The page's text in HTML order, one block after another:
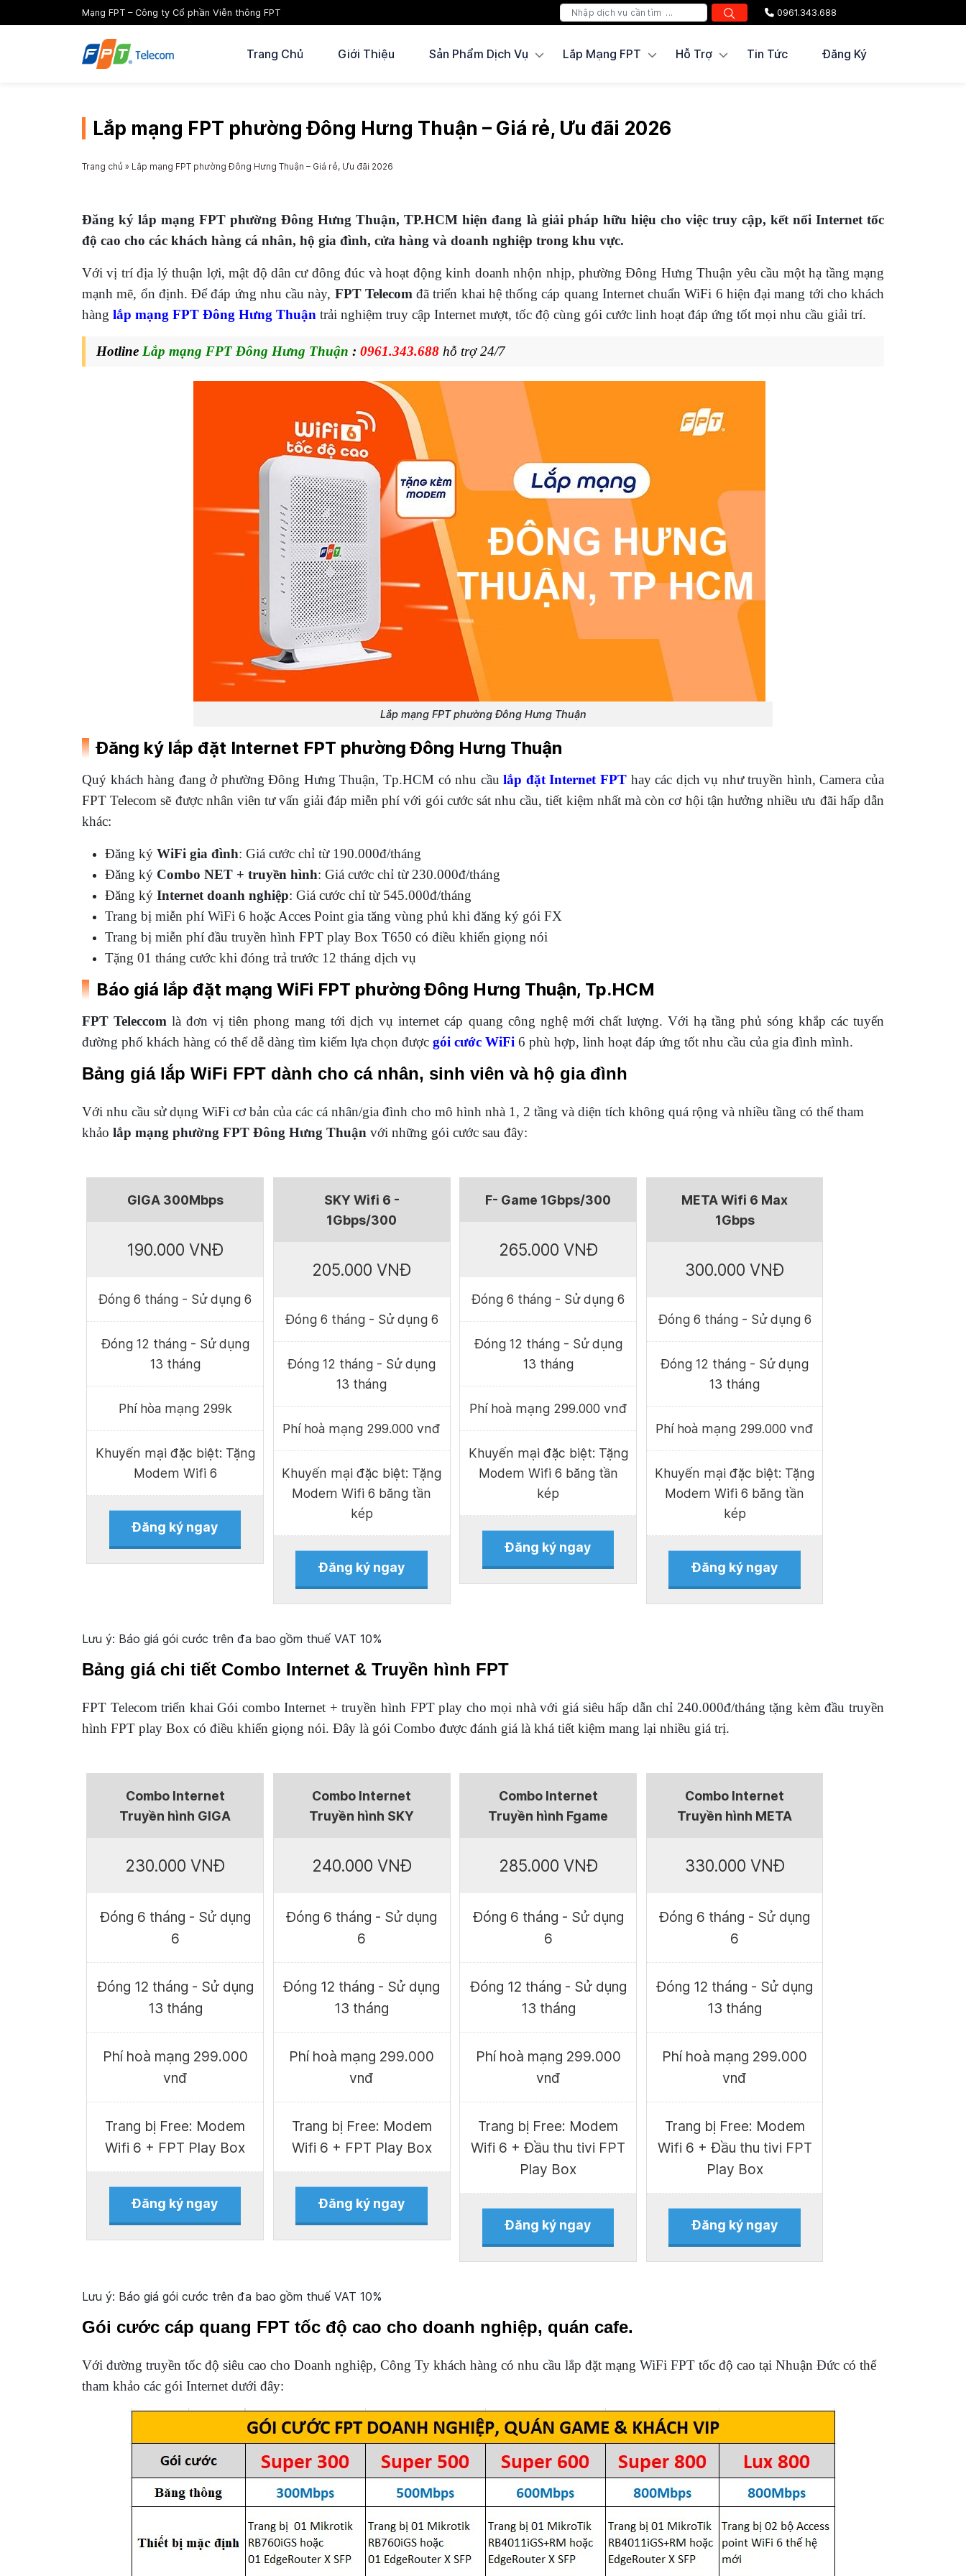
Mạng FPT – Công ty Cổ phần Viễn thông FPT 0961.343.688
Trang Chủ Giới Thiệu Sản Phẩm Dịch Vụ Lắp Mạng FPT Hỗ Trợ Tin Tức Đăng Ký
Lắp mạng FPT phường Đông Hưng Thuận – Giá rẻ, Ưu đãi 2026
Trang chủ » Lắp mạng FPT phường Đông Hưng Thuận – Giá rẻ, Ưu đãi 2026
Đăng ký lắp mạng FPT phường Đông Hưng Thuận, TP.HCM hiện đang là giải pháp hữu hiệu cho việc truy cập, kết nối Internet tốc
độ cao cho các khách hàng cá nhân, hộ gia đình, cửa hàng và doanh nghiệp trong khu vực.
Với vị trí địa lý thuận lợi, mật độ dân cư đông đúc và hoạt động kinh doanh nhộn nhịp, phường Đông Hưng Thuận yêu cầu một hạ tầng mạng
mạnh mẽ, ổn định. Để đáp ứng nhu cầu này, FPT Telecom đã triển khai hệ thống cáp quang Internet chuẩn WiFi 6 hiện đại mang tới cho khách
hàng lắp mạng FPT Đông Hưng Thuận trải nghiệm truy cập Internet mượt, tốc độ cùng gói cước linh hoạt đáp ứng tốt mọi nhu cầu giải trí.
Hotline Lắp mạng FPT Đông Hưng Thuận : 0961.343.688 hỗ trợ 24/7
Lắp mạng FPT phường Đông Hưng Thuận
Đăng ký lắp đặt Internet FPT phường Đông Hưng Thuận
Quý khách hàng đang ở phường Đông Hưng Thuận, Tp.HCM có nhu cầulắp đặt Internet FPThay các dịch vụ như truyền hình, Camera của
FPT Telecom sẽ được nhân viên tư vấn giải đáp miễn phí với gói cước sát nhu cầu, tiết kiệm nhất mà còn cơ hội tận hưởng nhiều ưu đãi hấp dẫn
khác:
Đăng ký WiFi gia đình: Giá cước chỉ từ 190.000đ/tháng
Đăng ký Combo NET + truyền hình: Giá cước chỉ từ 230.000đ/tháng
Đăng ký Internet doanh nghiệp: Giá cước chỉ từ 545.000đ/tháng
Trang bị miễn phí WiFi 6 hoặc Acces Point gia tăng vùng phủ khi đăng ký gói FX
Trang bị miễn phí đầu truyền hình FPT play Box T650 có điều khiển giọng nói
Tặng 01 tháng cước khi đóng trả trước 12 tháng dịch vụ
Báo giá lắp đặt mạng WiFi FPT phường Đông Hưng Thuận, Tp.HCM
FPT Teleccom là đơn vị tiên phong mang tới dịch vụ internet cáp quang công nghệ mới chất lượng. Với hạ tầng phủ sóng khắp các tuyến
đường phố khách hàng có thể dễ dàng tìm kiếm lựa chọn được gói cước WiFi 6 phù hợp, linh hoạt đáp ứng tốt nhu cầu của gia đình mình.
Bảng giá lắp WiFi FPT dành cho cá nhân, sinh viên và hộ gia đình
Với nhu cầu sử dụng WiFi cơ bản của các cá nhân/gia đình cho mô hình nhà 1, 2 tầng và diện tích không quá rộng và nhiều tầng có thể tham
khảo lắp mạng phường FPT Đông Hưng Thuận với những gói cước sau đây:
GIGA 300Mbps
190.000 VNĐ
Đóng 6 tháng - Sử dụng 6
Đóng 12 tháng - Sử dụng
13 tháng
Phí hòa mạng 299k
Khuyến mại đặc biệt: Tặng
Modem Wifi 6
Đăng ký ngay
SKY Wifi 6 -
1Gbps/300
205.000 VNĐ
Đóng 6 tháng - Sử dụng 6
Đóng 12 tháng - Sử dụng
13 tháng
Phí hoà mạng 299.000 vnđ
Khuyến mại đặc biệt: Tặng
Modem Wifi 6 băng tần
kép
Đăng ký ngay
F- Game 1Gbps/300
265.000 VNĐ
Đóng 6 tháng - Sử dụng 6
Đóng 12 tháng - Sử dụng
13 tháng
Phí hoà mạng 299.000 vnđ
Khuyến mại đặc biệt: Tặng
Modem Wifi 6 băng tần
kép
Đăng ký ngay
META Wifi 6 Max
1Gbps
300.000 VNĐ
Đóng 6 tháng - Sử dụng 6
Đóng 12 tháng - Sử dụng
13 tháng
Phí hoà mạng 299.000 vnđ
Khuyến mại đặc biệt: Tặng
Modem Wifi 6 băng tần
kép
Đăng ký ngay
Lưu ý: Báo giá gói cước trên đa bao gồm thuế VAT 10%
Bảng giá chi tiết Combo Internet & Truyền hình FPT
FPT Telecom triển khai Gói combo Internet + truyền hình FPT play cho mọi nhà với giá siêu hấp dẫn chỉ 240.000đ/tháng tặng kèm đầu truyền
hình FPT play Box có điều khiển giọng nói. Đây là gói Combo được đánh giá là khá tiết kiệm mang lại nhiều giá trị.
Combo Internet
Truyền hình GIGA
230.000 VNĐ
Đóng 6 tháng - Sử dụng
6
Đóng 12 tháng - Sử dụng
13 tháng
Phí hoà mạng 299.000
vnđ
Trang bị Free: Modem
Wifi 6 + FPT Play Box
Đăng ký ngay
Combo Internet
Truyền hình SKY
240.000 VNĐ
Đóng 6 tháng - Sử dụng
6
Đóng 12 tháng - Sử dụng
13 tháng
Phí hoà mạng 299.000
vnđ
Trang bị Free: Modem
Wifi 6 + FPT Play Box
Đăng ký ngay
Combo Internet
Truyền hình Fgame
285.000 VNĐ
Đóng 6 tháng - Sử dụng
6
Đóng 12 tháng - Sử dụng
13 tháng
Phí hoà mạng 299.000
vnđ
Trang bị Free: Modem
Wifi 6 + Đầu thu tivi FPT
Play Box
Đăng ký ngay
Combo Internet
Truyền hình META
330.000 VNĐ
Đóng 6 tháng - Sử dụng
6
Đóng 12 tháng - Sử dụng
13 tháng
Phí hoà mạng 299.000
vnđ
Trang bị Free: Modem
Wifi 6 + Đầu thu tivi FPT
Play Box
Đăng ký ngay
Lưu ý: Báo giá gói cước trên đa bao gồm thuế VAT 10%
Gói cước cáp quang FPT tốc độ cao cho doanh nghiệp, quán cafe.
Với đường truyền tốc độ siêu cao cho Doanh nghiệp, Công Ty khách hàng có nhu cầu lắp đặt mạng WiFi FPT tốc độ cao tại Nhuận Đức có thể
tham khảo các gói Internet dưới đây: